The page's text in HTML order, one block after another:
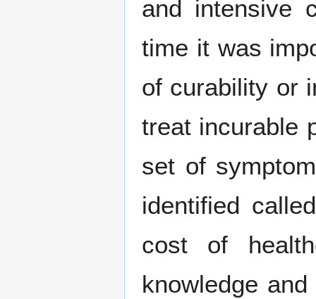
and intensive
time it was
of curability or
treat incurable
set of
identified
cost of
knowledge